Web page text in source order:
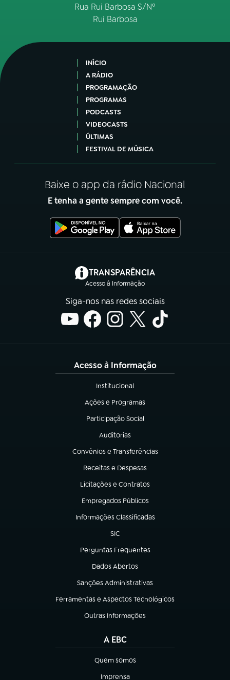
Rua Rui Barbosa S/Nº
Rui Barbosa
INÍCIO
A RÁDIO
PROGRAMAÇÃO
PROGRAMAS
PODCASTS
VIDEOCASTS
ÚLTIMAS
FESTIVAL DE MÚSICA
Baixe o app da rádio Nacional
E tenha a gente sempre com você.
TRANSPARÊNCIA
Acesso à Informação
(abre em nova aba)
Siga-nos nas redes sociais
Acesso à Informação
Institucional
(abre em nova aba)
Ações e Programas
(abre em nova aba)
Participação Social
(abre em nova aba)
Auditorias
(abre em nova aba)
Convênios e Transferências
(abre em nova aba)
Receitas e Despesas
(abre em nova aba)
Licitações e Contratos
(abre em nova aba)
Empregados Públicos
(abre em nova aba)
Informações Classificadas
(abre em nova aba)
SIC
(abre em nova aba)
Perguntas Frequentes
(abre em nova aba)
Dados Abertos
(abre em nova aba)
Sanções Administrativas
(abre em nova aba)
Ferramentas e Aspectos Tecnológicos
(abre em nova aba)
Outras Informações
(abre em nova aba)
A EBC
Quem somos
(abre em nova aba)
Imprensa